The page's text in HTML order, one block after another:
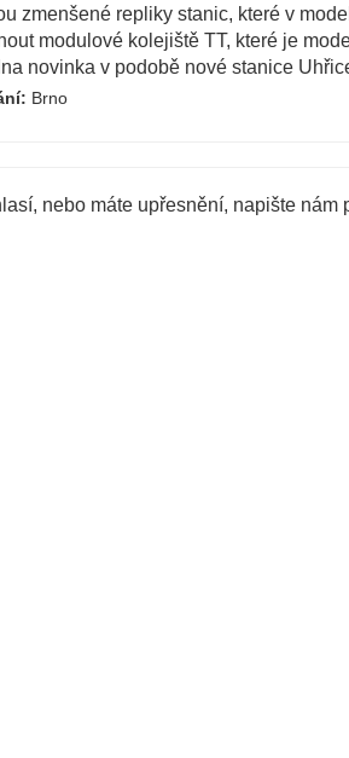
zmenšené repliky stanic, které v
modulové kolejiště TT, které je
novinka v podobě nové stanice
Brno
nebo máte upřesnění, napište nám